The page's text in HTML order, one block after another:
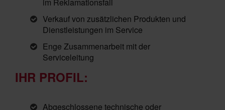
Verkauf von zusätzlichen Produkten und
Dienstleistungen im Service
Enge Zusammenarbeit mit der
Serviceleitung
IHR PROFIL:
Abgeschlossene technische oder